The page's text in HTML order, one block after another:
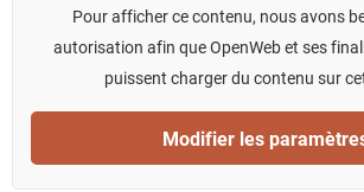
Pour afficher ce contenu, nous avons
autorisation afin que OpenWeb et ses
puissent charger du contenu sur
Modifier les